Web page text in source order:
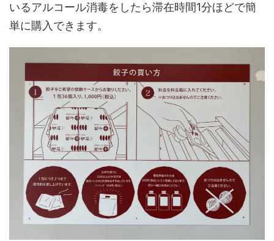
いるアルコール消毒をしたら滞在時間1分ほどで簡
単に購入できます。